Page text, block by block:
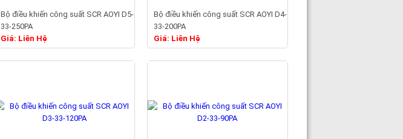
Bộ điều khiến công suất SCR AOYI D5-
33-250PA
Giá: Liên Hệ
Bộ điều khiến công suất SCR AOYI D4-
33-200PA
Giá: Liên Hệ